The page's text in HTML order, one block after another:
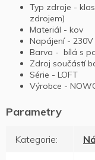
Typ zdroje -
zdrojem)
Materiál - kov
Napájení - 230V
Barva - bílá s
Zdroj součástí
Série - LOFT
Výrobce -
Kategorie: